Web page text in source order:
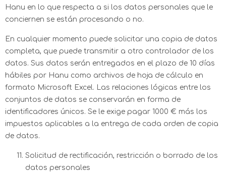
Hanu en lo que respecta a si los datos personales que le
conciernen se están procesando o no.
En cualquier momento puede solicitar una copia de datos
completa, que puede transmitir a otro controlador de los
datos. Sus datos serán entregados en el plazo de 10 días
hábiles por Hanu como archivos de hoja de cálculo en
formato Microsoft Excel. Las relaciones lógicas entre los
conjuntos de datos se conservarán en forma de
identificadores únicos. Se le exige pagar 1000 € más los
impuestos aplicables a la entrega de cada orden de copia
de datos.
Solicitud de rectificación, restricción o borrado de los
datos personales